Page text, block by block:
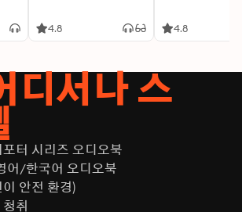
4.8 4.8
디서나 스
터 시리즈 오디오북
어/한국어 오디오북
안전 환경)
취